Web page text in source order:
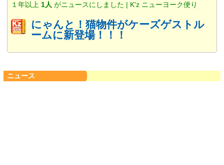
１年以上 1人 がニュースにしました | K'z ニューヨーク便り
にゃんと！猫物件がケーズゲストル
ームに新登場！！！
ニュース